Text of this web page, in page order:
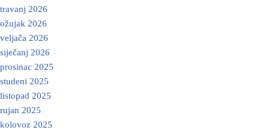
travanj 2026
ožujak 2026
veljača 2026
siječanj 2026
prosinac 2025
studeni 2025
listopad 2025
rujan 2025
kolovoz 2025